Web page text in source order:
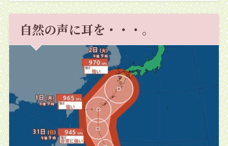
自然の声に耳を・・・。